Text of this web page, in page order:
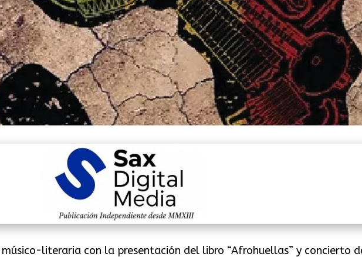
literaria con la presentación del libro “Afrohuellas” y concierto